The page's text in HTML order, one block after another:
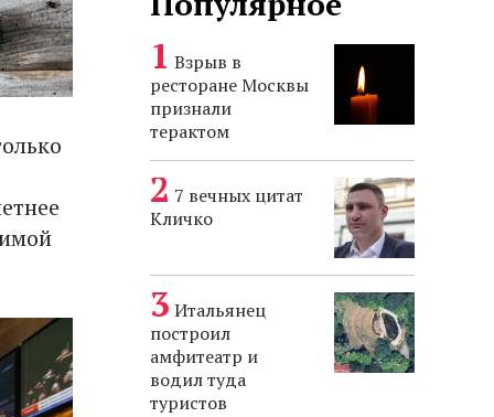
Взрыв в
ресторане Москвы
признали
терактом
7 вечных цитат
Кличко
Итальянец
построил
амфитеатр и
водил туда
туристов